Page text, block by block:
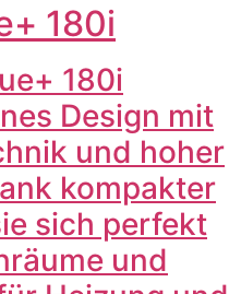
180i
180i
Design mit
und hoher
kompakter
sich perfekt
und